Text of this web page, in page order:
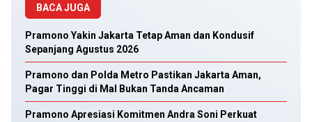
BACA JUGA
Pramono Yakin Jakarta Tetap Aman dan Kondusif
Sepanjang Agustus 2026
Pramono dan Polda Metro Pastikan Jakarta Aman,
Pagar Tinggi di Mal Bukan Tanda Ancaman
Pramono Apresiasi Komitmen Andra Soni Perkuat